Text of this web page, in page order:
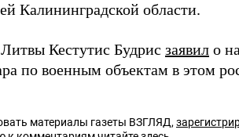
Калининградской области.
Кестутис Будрис заявил о
по военным объектам в этом
материалы газеты ВЗГЛЯД,